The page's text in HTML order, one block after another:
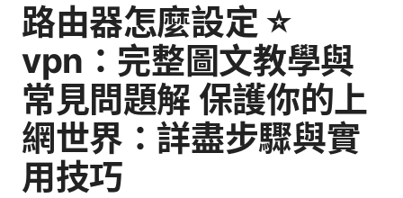
路由器怎麼設定 ⭐
vpn：完整圖文教學與
常見問題解 保護你的上
網世界：詳盡步驟與實
用技巧